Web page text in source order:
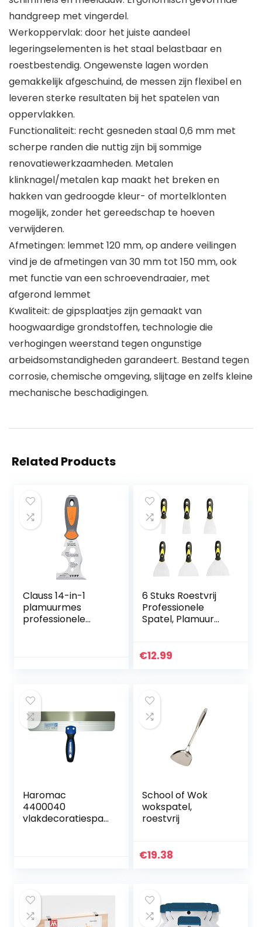
handgreep met vingerdel.
Werkoppervlak: door het juiste aandeel
legeringselementen is het staal belastbaar en
roestbestendig. Ongewenste lagen worden
gemakkelijk afgeschuind, de messen zijn flexibel en
leveren sterke resultaten bij het spatelen van
oppervlakken.
Functionaliteit: recht gesneden staal 0,6 mm met
scherpe randen die nuttig zijn bij sommige
renovatiewerkzaamheden. Metalen
klinknagel/metalen kap maakt het breken en
hakken van gedroogde kleur- of mortelklonten
mogelijk, zonder het gereedschap te hoeven
verwijderen.
Afmetingen: lemmet 120 mm, op andere veilingen
vind je de afmetingen van 30 mm tot 150 mm, ook
met functie van een schroevendraaier, met
afgerond lemmet
Kwaliteit: de gipsplaatjes zijn gemaakt van
hoogwaardige grondstoffen, technologie die
verhogingen weerstand tegen ongunstige
arbeidsomstandigheden garandeert. Bestand tegen
corrosie, chemische omgeving, slijtage en zelfs kleine
mechanische beschadigingen.
Related Products
Clauss 14-in-1
plamuurmes
professionele
antiaanbaklaag |
antislip,
ergonomische
handgreep | ideaal
om te schrapen |
6 Stuks Roestvrij
Professionele
Spatel, Plamuur
voor Schone
€12.99
Haromac
4400040
vlakdecoratiespat
School of Wok
wokspatel,
roestvrij
€19.38